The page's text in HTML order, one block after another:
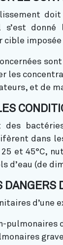
s’est
imposée
les
et de
des
dans
25 et 45°C,
d’eau (de
DANGERS
pulmonaires